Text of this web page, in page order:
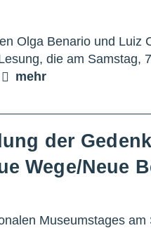
Olga Benario und
die am Samstag,
mehr
der
Wege/Neue
Museumstages